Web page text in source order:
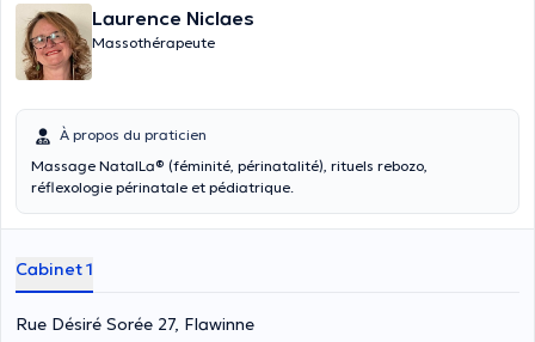
Laurence Niclaes
Massothérapeute
À propos du praticien
Massage NatalLa® (féminité, périnatalité), rituels rebozo,
réflexologie périnatale et pédiatrique.
Cabinet 1
Rue Désiré Sorée 27, Flawinne